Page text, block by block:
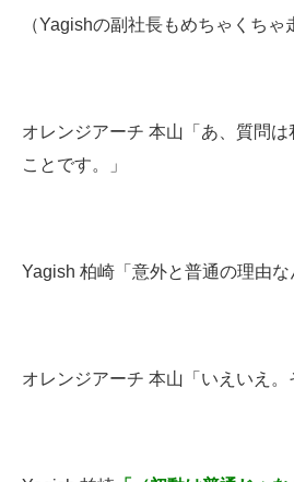
（Yagishの副社長もめちゃくち
オレンジアーチ 本山 「あ、質問
ことです。
」
Yagish 柏崎「意外と普通の理由
オレンジアーチ 本山 「いえいえ 。